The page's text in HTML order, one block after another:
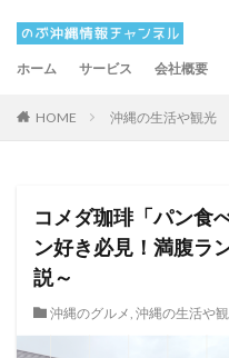
ホーム サービス 会社概要
HOME 沖縄の生活や観光
コメダ珈琲「パン食
ン好き必見！満腹ラ
説～
沖縄のグルメ, 沖縄の生活や